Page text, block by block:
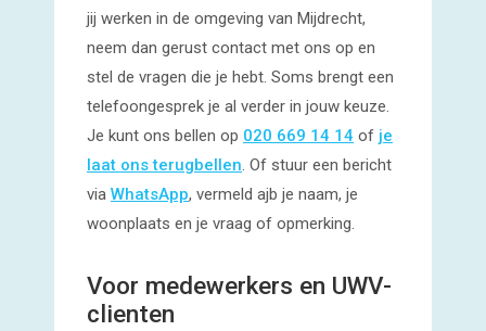
jij werken in de omgeving van Mijdrecht,
neem dan gerust contact met ons op en
stel de vragen die je hebt. Soms brengt een
telefoongesprek je al verder in jouw keuze.
Je kunt ons bellen op 020 669 14 14 of je
laat ons terugbellen. Of stuur een bericht
via WhatsApp, vermeld ajb je naam, je
woonplaats en je vraag of opmerking.
Voor medewerkers en UWV-
clienten